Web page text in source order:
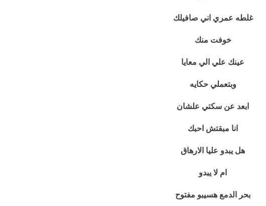
غلطه عمري اني صافيلك
خوفت منك
عينك علي الي معايا
وبتعملي حكايه
ابعد عن سكتي علشان
انا مبقتش احبك
هل يبدو عليا الارهاق
ام لا يبدو
بحر الدمع هسيبو مفتوح